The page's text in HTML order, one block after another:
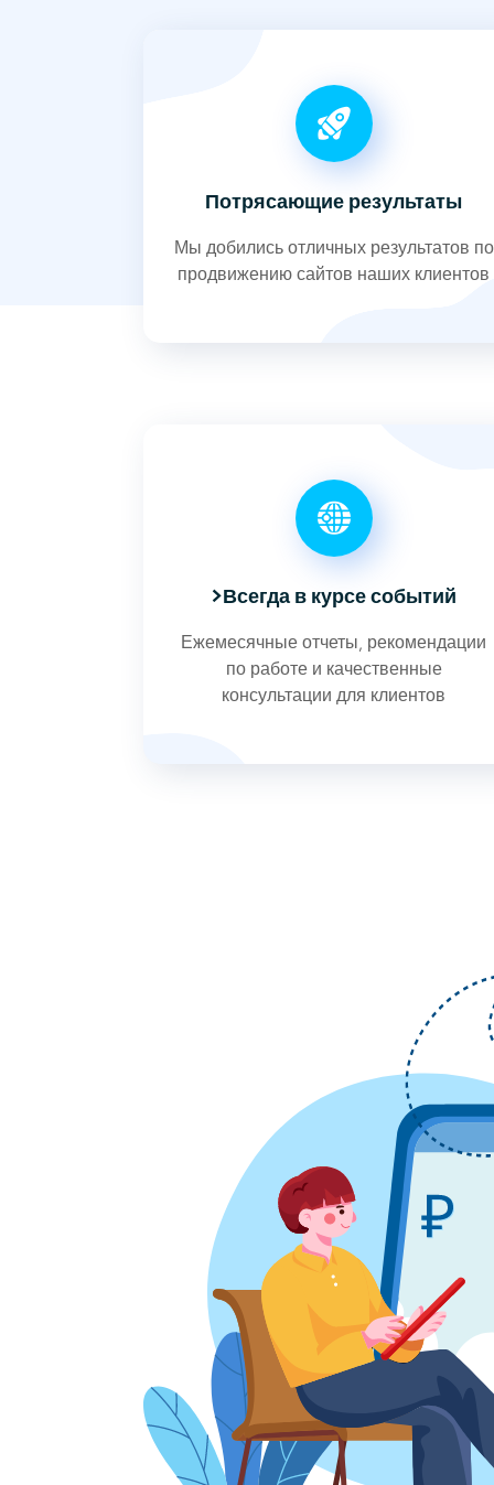
Потрясающие результаты
Мы добились отличных результатов по
продвижению сайтов наших клиентов
>Всегда в курсе событий
Ежемесячные отчеты, рекомендации
по работе и качественные
консультации для клиентов